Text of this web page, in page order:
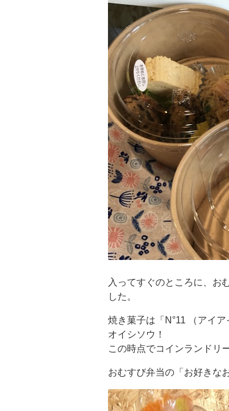
入ってすぐのところに、お
した。
焼き菓子は「N°11 （アイア
オイシソウ！
この時点でコインランドリ
おむすび弁当の「お好きな